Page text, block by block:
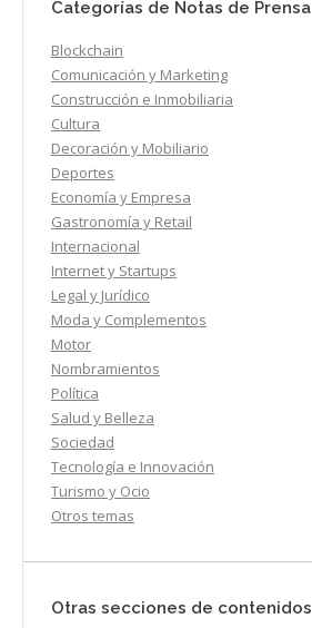
Categorías de Notas de Prensa
Blockchain
Comunicación y Marketing
Construcción e Inmobiliaria
Cultura
Decoración y Mobiliario
Deportes
Economía y Empresa
Gastronomía y Retail
Internacional
Internet y Startups
Legal y Jurídico
Moda y Complementos
Motor
Nombramientos
Política
Salud y Belleza
Sociedad
Tecnología e Innovación
Turismo y Ocio
Otros temas
Otras secciones de contenidos